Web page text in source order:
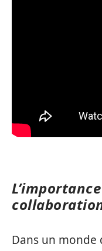
Dans un monde